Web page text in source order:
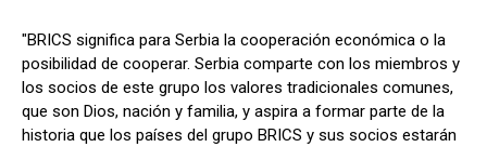
"BRICS significa para Serbia la cooperación económica o la
posibilidad de cooperar. Serbia comparte con los miembros y
los socios de este grupo los valores tradicionales comunes,
que son Dios, nación y familia, y aspira a formar parte de la
historia que los países del grupo BRICS y sus socios estarán